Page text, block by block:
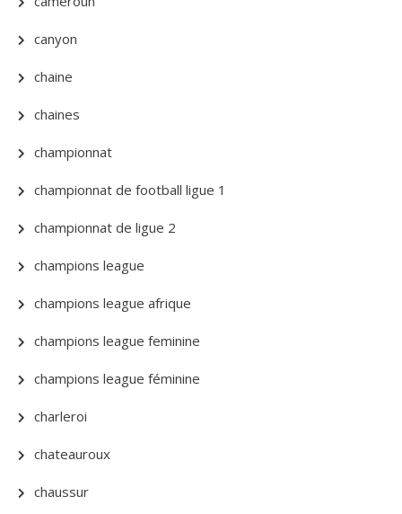
canyon
chaine
chaines
championnat
championnat de football ligue 1
championnat de ligue 2
champions league
champions league afrique
champions league feminine
champions league féminine
charleroi
chateauroux
chaussur